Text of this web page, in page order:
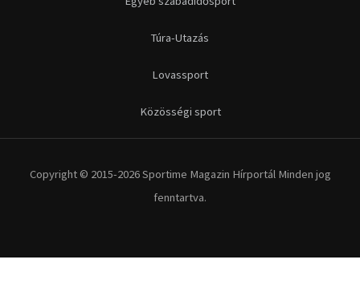
Túra-Utazás
Lovassport
Közösségi sport
Copyright © 2015-2026 Sportime Magazin Hírportál Minden jog
fenntartva.